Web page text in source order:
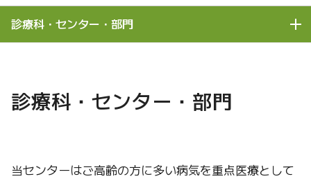
診療科・センター・部門
診療科・センター・部門
当センターはご高齢の方に多い病気を重点医療として